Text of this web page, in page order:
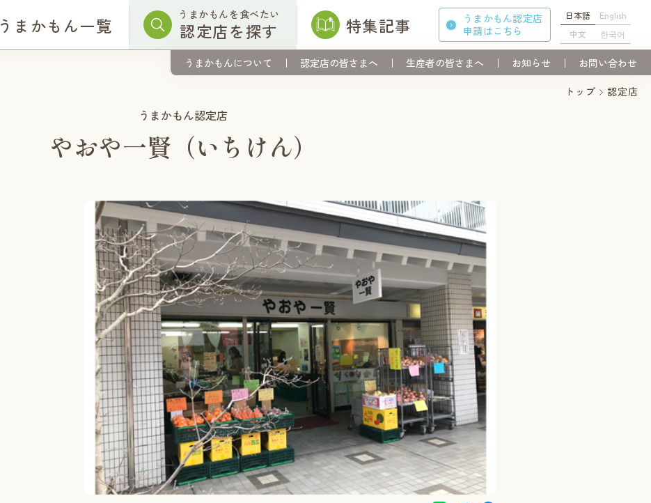
うまかもん一覧 うまかもんを食べたい
認定店を探す 特集記事
うまかもん認定店
申請はこちら
日本語
English
中文
한국어
うまかもんについて 認定店の皆さまへ 生産者の皆さまへ お知らせ お問い合わせ
トップ 認定店
うまかもん認定店
やおや一賢（いちけん）